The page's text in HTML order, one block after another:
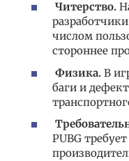
Читерство.
числом
стороннее
Физика. В
баги и
PUBG